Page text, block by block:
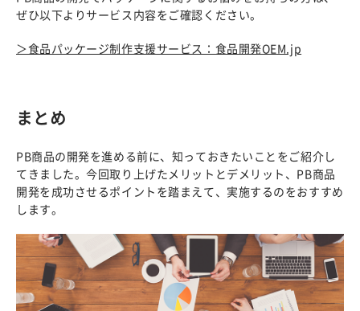
ぜひ以下よりサービス内容をご確認ください。
＞食品パッケージ制作支援サービス：食品開発OEM.jp
まとめ
PB商品の開発を進める前に、知っておきたいことをご紹介し
てきました。今回取り上げたメリットとデメリット、PB商品
開発を成功させるポイントを踏まえて、実施するのをおすすめ
します。